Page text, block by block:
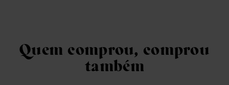
Quem comprou, comprou
também